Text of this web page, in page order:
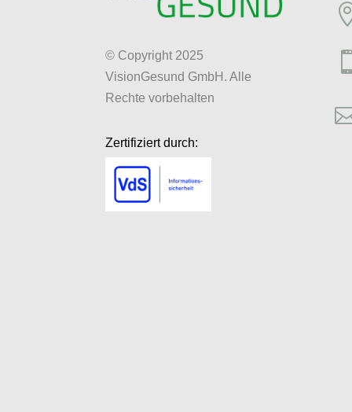
© Copyright 2025
VisionGesund GmbH. Alle
Rechte vorbehalten
Zertifiziert durch:
